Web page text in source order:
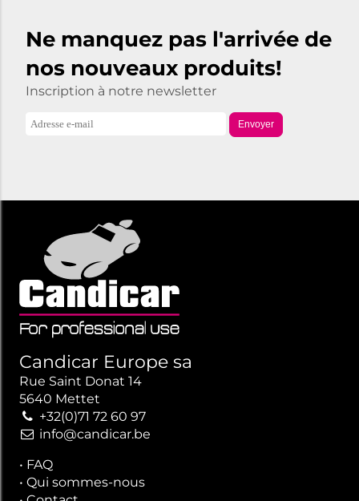
Ne manquez pas l'arrivée de
nos nouveaux produits!
Inscription à notre newsletter
Envoyer
Candicar Europe sa
Rue Saint Donat 14
5640 Mettet
+32(0)71 72 60 97
info@candicar.be
• FAQ
• Qui sommes-nous